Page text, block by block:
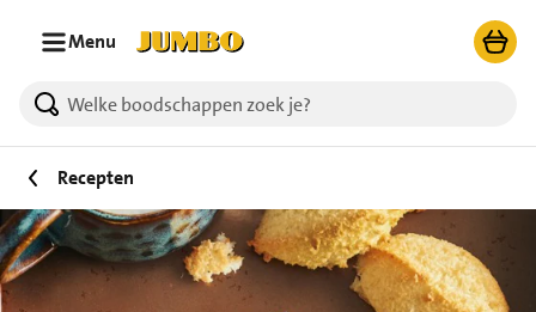
Menu
Recepten